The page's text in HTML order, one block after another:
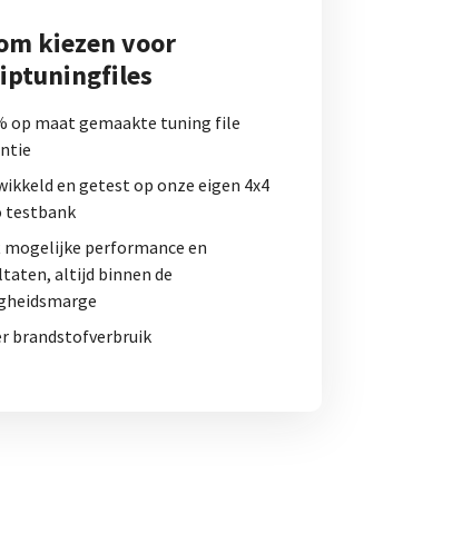
kiezen voor
op maat gemaakte tuning file
en getest op onze eigen 4x4
testbank
mogelijke performance en
altijd binnen de
brandstofverbruik